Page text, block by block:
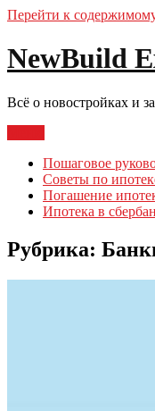
Перейти к
NewBuild
Всё о новостройках и
Пошаговое
Советы по
Погашение
Ипотека в
Рубрика: